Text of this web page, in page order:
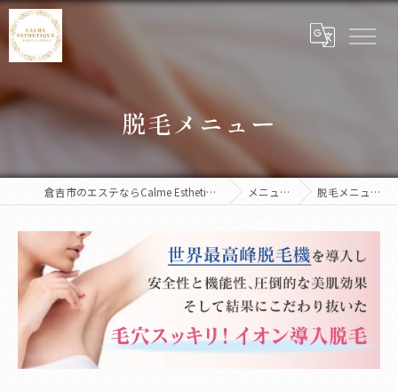
脱毛メニュー
倉吉市のエステならCalme Esthetique メニュー 脱毛メニュー